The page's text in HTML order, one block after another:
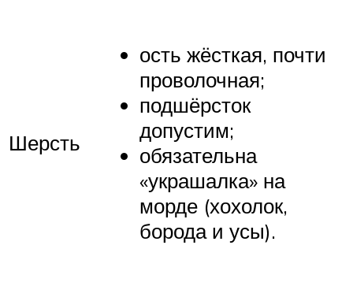
Шерсть
ость жёсткая, почти
проволочная;
подшёрсток
допустим;
обязательна
«украшалка» на
морде (хохолок,
борода и усы).